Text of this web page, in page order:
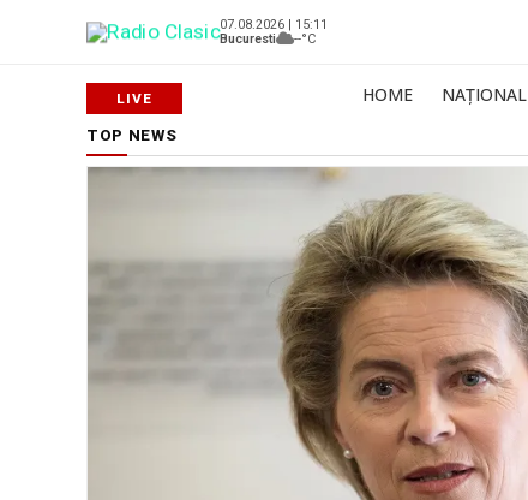
07.08.2026 | 15:11
Bucuresti
--°C
HOME NAȚIONAL
TOP NEWS